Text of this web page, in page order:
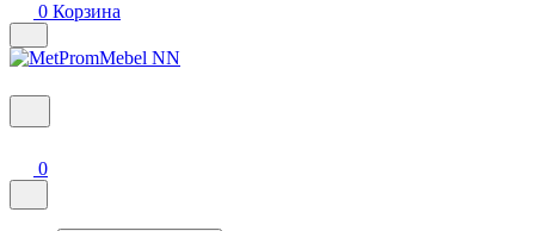
0 Корзина
0